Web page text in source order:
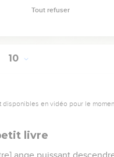
immoralité sexuelle, ni
10
disponibles en vidéo pour le
livre
ange puissant
Tout refuser